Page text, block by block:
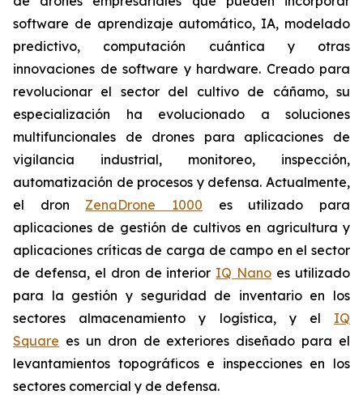
software de aprendizaje automático, IA, modelado
predictivo, computación cuántica y otras
innovaciones de software y hardware. Creado para
revolucionar el sector del cultivo de cáñamo, su
especialización ha evolucionado a soluciones
multifuncionales de drones para aplicaciones de
vigilancia industrial, monitoreo, inspección,
automatización de procesos y defensa. Actualmente,
el dron ZenaDrone 1000 es utilizado para
aplicaciones de gestión de cultivos en agricultura y
aplicaciones críticas de carga de campo en el sector
de defensa, el dron de interior IQ Nano es utilizado
para la gestión y seguridad de inventario en los
sectores almacenamiento y logística, y el IQ
Square es un dron de exteriores diseñado para el
levantamientos topográficos e inspecciones en los
sectores comercial y de defensa.